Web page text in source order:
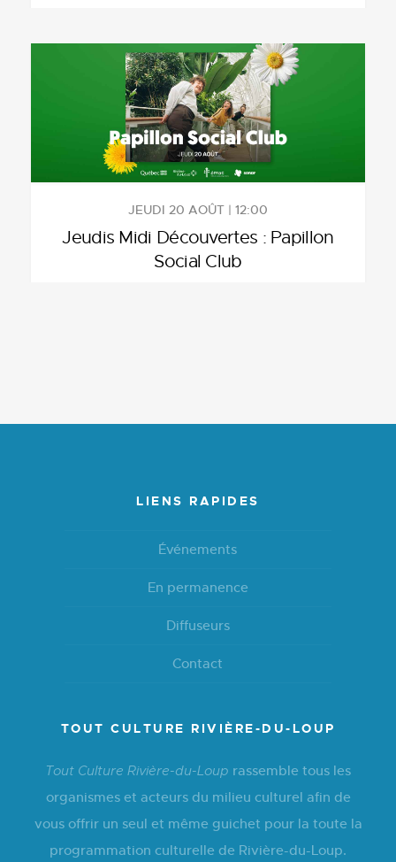
JEUDI 20 AOÛT | 12:00
Jeudis Midi Découvertes : Papillon
Social Club
LIENS RAPIDES
Événements
En permanence
Diffuseurs
Contact
TOUT CULTURE RIVIÈRE-DU-LOUP
Tout Culture Rivière-du-Loup rassemble tous les
organismes et acteurs du milieu culturel afin de
vous offrir un seul et même guichet pour la toute la
programmation culturelle de Rivière-du-Loup.